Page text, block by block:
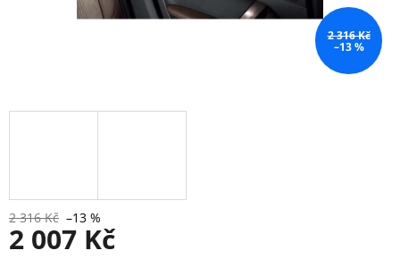
2 316 Kč
–13 %
2 316 Kč –13 %
2 007 Kč